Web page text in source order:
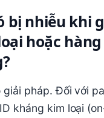
bị nhiễu khi
hoặc
giải pháp. Đối với
kháng kim loại